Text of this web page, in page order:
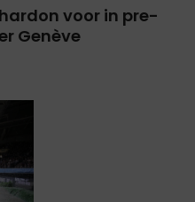
voor in pre-
Genève